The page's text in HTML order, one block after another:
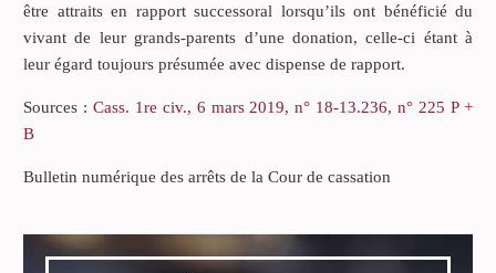
être attraits en rapport successoral lorsqu’ils ont bénéficié du
vivant de leur grands-parents d’une donation, celle-ci étant à
leur égard toujours présumée avec dispense de rapport.
Sources : Cass. 1re civ., 6 mars 2019, n° 18-13.236, n° 225 P +
B
Bulletin numérique des arrêts de la Cour de cassation